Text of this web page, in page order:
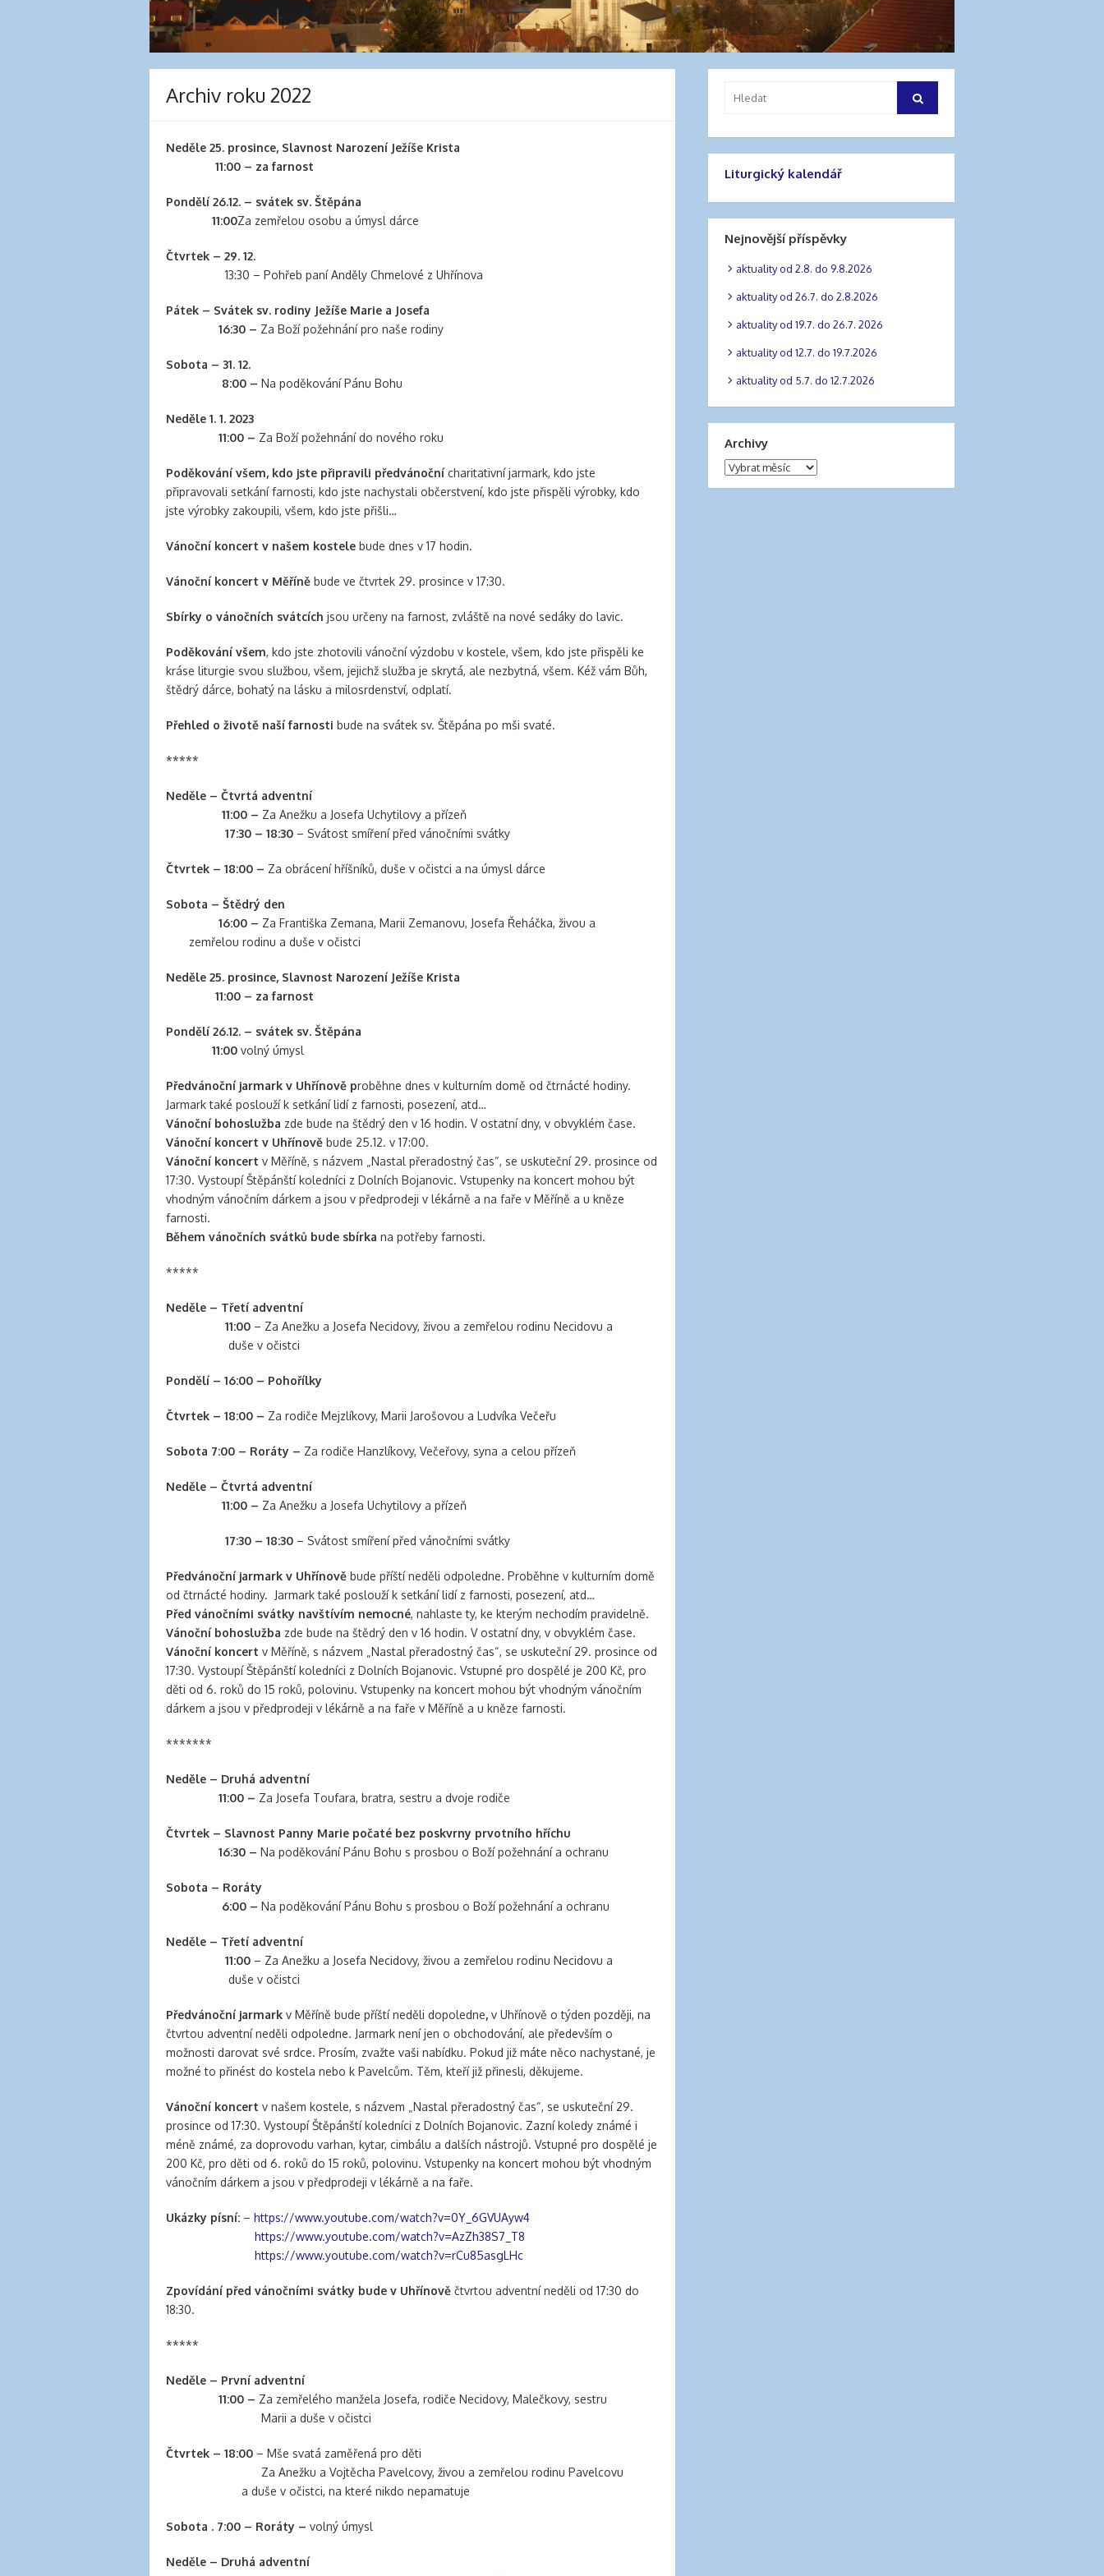
Archiv roku 2022
Neděle 25. prosince, Slavnost Narození Ježíše Krista
11:00 – za farnost
Pondělí 26.12. – svátek sv. Štěpána
11:00Za zemřelou osobu a úmysl dárce
Čtvrtek – 29. 12.
13:30 – Pohřeb paní Anděly Chmelové z Uhřínova
Pátek – Svátek sv. rodiny Ježíše Marie a Josefa
16:30 – Za Boží požehnání pro naše rodiny
Sobota – 31. 12.
8:00 – Na poděkování Pánu Bohu
Neděle 1. 1. 2023
11:00 – Za Boží požehnání do nového roku
Poděkování všem, kdo jste připravili předvánočnícharitativní jarmark, kdo jste
připravovali setkání farnosti, kdo jste nachystali občerstvení, kdo jste přispěli výrobky, kdo
jste výrobky zakoupili, všem, kdo jste přišli…
Vánoční koncert v našem kostele bude dnes v 17 hodin.
Vánoční koncert v Měříně bude ve čtvrtek 29. prosince v 17:30.
Sbírky o vánočních svátcích jsou určeny na farnost, zvláště na nové sedáky do lavic.
Poděkování všem, kdo jste zhotovili vánoční výzdobu v kostele, všem, kdo jste přispěli ke
kráse liturgie svou službou, všem, jejichž služba je skrytá, ale nezbytná, všem. Kéž vám Bůh,
štědrý dárce, bohatý na lásku a milosrdenství, odplatí.
Přehled o životě naší farnosti bude na svátek sv. Štěpána po mši svaté.
*****
Neděle – Čtvrtá adventní
11:00 – Za Anežku a Josefa Uchytilovy a přízeň
17:30 – 18:30 – Svátost smíření před vánočními svátky
Čtvrtek – 18:00 – Za obrácení hříšníků, duše v očistci a na úmysl dárce
Sobota – Štědrý den
16:00 – Za Františka Zemana, Marii Zemanovu, Josefa Řeháčka, živou a
zemřelou rodinu a duše v očistci
Neděle 25. prosince, Slavnost Narození Ježíše Krista
11:00 – za farnost
Pondělí 26.12. – svátek sv. Štěpána
11:00 volný úmysl
Předvánoční jarmark v Uhřínově proběhne dnes v kulturním domě od čtrnácté hodiny.
Jarmark také poslouží k setkání lidí z farnosti, posezení, atd…
Vánoční bohoslužba zde bude na štědrý den v 16 hodin. V ostatní dny, v obvyklém čase.
Vánoční koncert v Uhřínově bude 25.12. v 17:00.
Vánoční koncert v Měříně, s názvem „Nastal přeradostný čas“, se uskuteční 29. prosince od
17:30. Vystoupí Štěpánští koledníci z Dolních Bojanovic. Vstupenky na koncert mohou být
vhodným vánočním dárkem a jsou v předprodeji v lékárně a na faře v Měříně a u kněze
farnosti.
Během vánočních svátků bude sbírka na potřeby farnosti.
*****
Neděle – Třetí adventní
11:00 – Za Anežku a Josefa Necidovy, živou a zemřelou rodinu Necidovu a
duše v očistci
Pondělí – 16:00 – Pohořílky
Čtvrtek – 18:00 – Za rodiče Mejzlíkovy, Marii Jarošovou a Ludvíka Večeřu
Sobota 7:00 – Roráty – Za rodiče Hanzlíkovy, Večeřovy, syna a celou přízeň
Neděle – Čtvrtá adventní
11:00 – Za Anežku a Josefa Uchytilovy a přízeň
17:30 – 18:30 – Svátost smíření před vánočními svátky
Předvánoční jarmark v Uhřínově bude příští neděli odpoledne. Proběhne v kulturním domě
od čtrnácté hodiny. Jarmark také poslouží k setkání lidí z farnosti, posezení, atd…
Před vánočními svátky navštívím nemocné, nahlaste ty, ke kterým nechodím pravidelně.
Vánoční bohoslužba zde bude na štědrý den v 16 hodin. V ostatní dny, v obvyklém čase.
Vánoční koncert v Měříně, s názvem „Nastal přeradostný čas“, se uskuteční 29. prosince od
17:30. Vystoupí Štěpánští koledníci z Dolních Bojanovic. Vstupné pro dospělé je 200 Kč, pro
děti od 6. roků do 15 roků, polovinu. Vstupenky na koncert mohou být vhodným vánočním
dárkem a jsou v předprodeji v lékárně a na faře v Měříně a u kněze farnosti.
*******
Neděle – Druhá adventní
11:00 – Za Josefa Toufara, bratra, sestru a dvoje rodiče
Čtvrtek – Slavnost Panny Marie počaté bez poskvrny prvotního hříchu
16:30 – Na poděkování Pánu Bohu s prosbou o Boží požehnání a ochranu
Sobota – Roráty
6:00 – Na poděkování Pánu Bohu s prosbou o Boží požehnání a ochranu
Neděle – Třetí adventní
11:00 – Za Anežku a Josefa Necidovy, živou a zemřelou rodinu Necidovu a
duše v očistci
Předvánoční jarmark v Měříně bude příští neděli dopoledne, v Uhřínově o týden později, na
čtvrtou adventní neděli odpoledne. Jarmark není jen o obchodování, ale především o
možnosti darovat své srdce. Prosím, zvažte vaši nabídku. Pokud již máte něco nachystané, je
možné to přinést do kostela nebo k Pavelcům. Těm, kteří již přinesli, děkujeme.
Vánoční koncert v našem kostele, s názvem „Nastal přeradostný čas“, se uskuteční 29.
prosince od 17:30. Vystoupí Štěpánští koledníci z Dolních Bojanovic. Zazní koledy známé i
méně známé, za doprovodu varhan, kytar, cimbálu a dalších nástrojů. Vstupné pro dospělé je
200 Kč, pro děti od 6. roků do 15 roků, polovinu. Vstupenky na koncert mohou být vhodným
vánočním dárkem a jsou v předprodeji v lékárně a na faře.
Ukázky písní: – https://www.youtube.com/watch?v=0Y_6GVUAyw4
https://www.youtube.com/watch?v=AzZh38S7_T8
https://www.youtube.com/watch?v=rCu85asgLHc
Zpovídání před vánočními svátky bude v Uhřínově čtvrtou adventní neděli od 17:30 do
18:30.
*****
Neděle – První adventní
11:00 – Za zemřelého manžela Josefa, rodiče Necidovy, Malečkovy, sestru
Marii a duše v očistci
Čtvrtek – 18:00 – Mše svatá zaměřená pro děti
Za Anežku a Vojtěcha Pavelcovy, živou a zemřelou rodinu Pavelcovu
a duše v očistci, na které nikdo nepamatuje
Sobota . 7:00 – Roráty – volný úmysl
Neděle – Druhá adventní
Hledat
Liturgický kalendář
Nejnovější příspěvky
aktuality od 2.8. do 9.8.2026
aktuality od 26.7. do 2.8.2026
aktuality od 19.7. do 26.7. 2026
aktuality od 12.7. do 19.7.2026
aktuality od 5.7. do 12.7.2026
Archivy
Archivy